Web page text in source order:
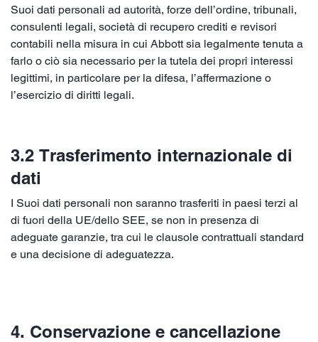
Suoi dati personali ad autorità, forze dell’ordine, tribunali,
consulenti legali, società di recupero crediti e revisori
contabili nella misura in cui Abbott sia legalmente tenuta a
farlo o ciò sia necessario per la tutela dei propri interessi
legittimi, in particolare per la difesa, l’affermazione o
l’esercizio di diritti legali.
3.2 Trasferimento internazionale di
dati
I Suoi dati personali non saranno trasferiti in paesi terzi al
di fuori della UE/dello SEE, se non in presenza di
adeguate garanzie, tra cui le clausole contrattuali standard
e una decisione di adeguatezza.
4. Conservazione e cancellazione